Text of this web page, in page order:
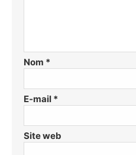
Nom *
E-mail *
Site web